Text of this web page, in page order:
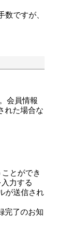
ですが、
会員情報
れた場合な
とができ
力する
が送信され
完了のお知